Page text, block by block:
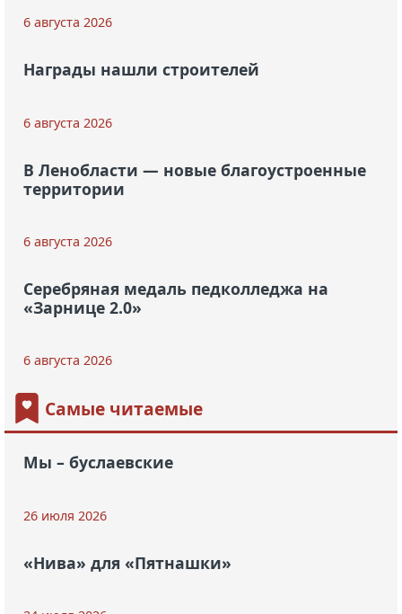
6 августа 2026
Награды нашли строителей
6 августа 2026
В Ленобласти — новые благоустроенные
территории
6 августа 2026
Серебряная медаль педколледжа на
«Зарнице 2.0»
6 августа 2026
Самые читаемые
Мы – буслаевские
26 июля 2026
«Нива» для «Пятнашки»